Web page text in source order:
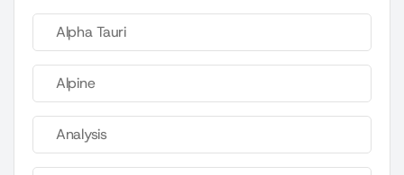
Alpha Tauri
Alpine
Analysis